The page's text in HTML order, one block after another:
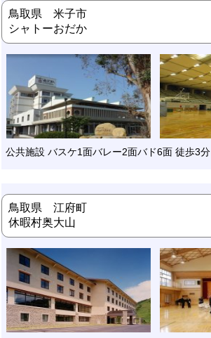
鳥取県 米子市
シャトーおだか
公共施設 バスケ1面バレー2面バド6面 徒歩3分
鳥取県 江府町
休暇村奥大山